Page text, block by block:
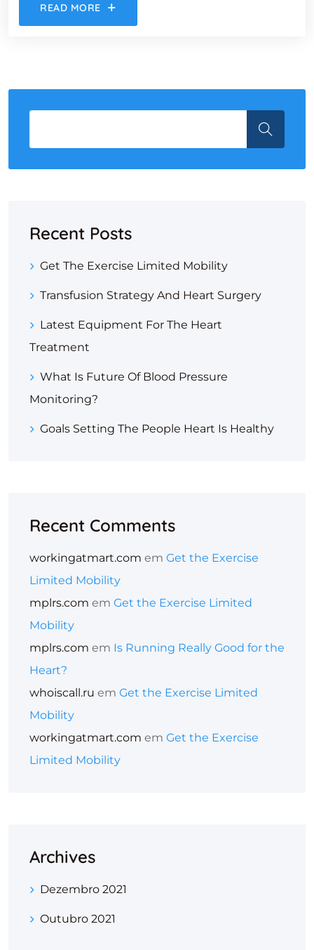
READ MORE
Recent Posts
Get The Exercise Limited Mobility
Transfusion Strategy And Heart Surgery
Latest Equipment For The Heart
Treatment
What Is Future Of Blood Pressure
Monitoring?
Goals Setting The People Heart Is Healthy
Recent Comments
workingatmart.com em Get the Exercise
Limited Mobility
mplrs.com em Get the Exercise Limited
Mobility
mplrs.com em Is Running Really Good for the
Heart?
whoiscall.ru em Get the Exercise Limited
Mobility
workingatmart.com em Get the Exercise
Limited Mobility
Archives
Dezembro 2021
Outubro 2021